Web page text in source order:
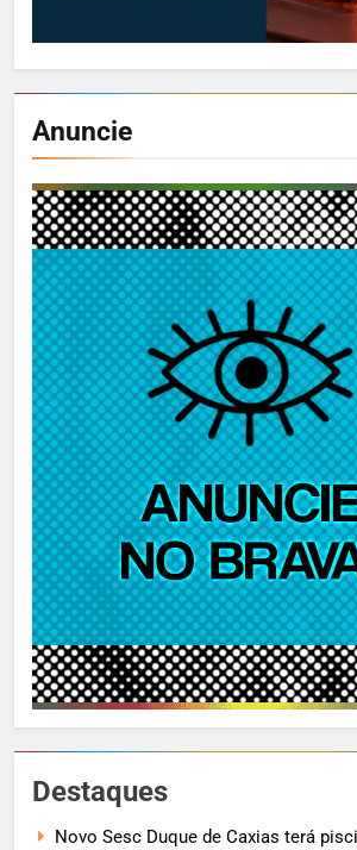
Anuncie
Destaques
Novo Sesc Duque de Caxias terá